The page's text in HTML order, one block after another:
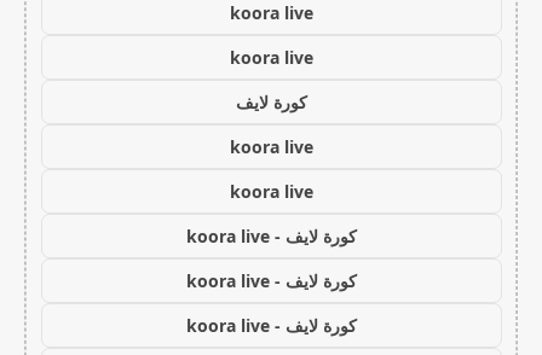
koora live
koora live
كورة لايف
koora live
koora live
كورة لايف - koora live
كورة لايف - koora live
كورة لايف - koora live